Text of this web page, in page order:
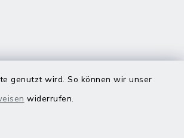
genutzt wird. So können wir unser
widerrufen.